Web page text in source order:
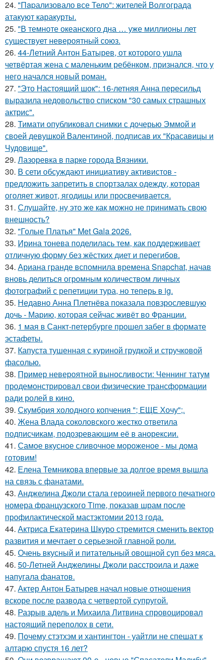
24. "Пapализовало все Тело": жителей Волгограда
атакуют каракурты.
25. "В темноте океанского дна … уже миллионы лет
существует невероятный союз.
26. 44-Летний Антон Батырев, от которого ушла
четвёртая жена с маленьким ребёнком, признался, что у
него начался новый роман.
27. "Это Настоящий шок": 16-летняя Анна пересильд
выразила недовольство списком "30 самых страшных
актрис".
28. Тимати опубликовал снимки с дочерью Эммой и
своей девушкой Валентиной, подписав их "Красавицы и
Чудовище".
29. Лазоревка в парке города Вязники.
30. В сети обсуждают инициативу активистов -
предложить запретить в спортзалах одежду, которая
оголяет живот, ягодицы или просвечивается.
31. Слушайте, ну это же как можно не принимать свою
внешность?
32. "Голые Платья" Met Gala 2026.
33. Ирина тонева поделилась тем, как поддерживает
отличную форму без жёстких диет и перегибов.
34. Ариана гранде вспомнила времена Snapchat, начав
вновь делиться огромным количеством личных
фотографий с репетиции тура, но теперь в ig.
35. Недавно Анна Плетнёва показала повзрослевшую
дочь - Марию, которая сейчас живёт во Франции.
36. 1 мая в Санкт-петербурге прошел забег в формате
эстафеты.
37. Капуста тушенная с куриной грудкой и стручковой
фасолью.
38. Пример невероятной выносливости: Ченнинг татум
продемонстрировал свои физические трансформации
ради ролей в кино.
39. Скумбрия холодного копчения "; ЕЩЕ Хочу";.
40. Жена Влада соколовского жестко ответила
подписчикам, подозревающим её в анорексии.
41. Самое вкусное сливочное мороженое - мы дома
готовим!
42. Елена Темникова впервые за долгое время вышла
на связь с фанатами.
43. Анджелина Джоли стала героиней первого печатного
номера французского Time, показав шрам после
профилактической мастэктомии 2013 года.
44. Актриса Екатерина Шкуро стремится сменить вектор
развития и мечтает о серьезной главной роли.
45. Очень вкусный и питательный овощной суп без мяса.
46. 50-Летней Анджелины Джоли расстроила и даже
напугала фанатов.
47. Актер Антон Батырев начал новые отношения
вскоре после развода с четвертой супругой.
48. Разрыв адель и Михаила Литвина спровоцировал
настоящий переполох в сети.
49. Почему стэтхэм и хантингтон - уайтли не спешат к
алтарю спустя 16 лет?